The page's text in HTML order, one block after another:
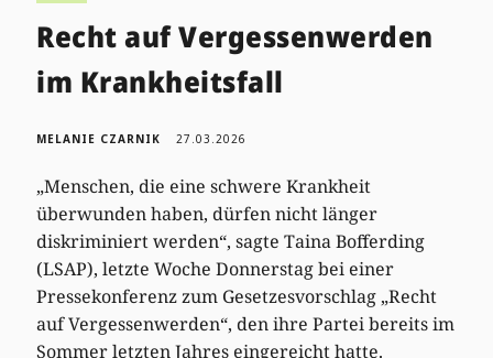
Recht auf Vergessenwerden
im Krankheitsfall
MELANIE CZARNIK 27.03.2026
„Menschen, die eine schwere Krankheit
überwunden haben, dürfen nicht länger
diskriminiert werden“, sagte Taina Bofferding
(LSAP), letzte Woche Donnerstag bei einer
Pressekonferenz zum Gesetzesvorschlag „Recht
auf Vergessenwerden“, den ihre Partei bereits im
Sommer letzten Jahres eingereicht hatte.